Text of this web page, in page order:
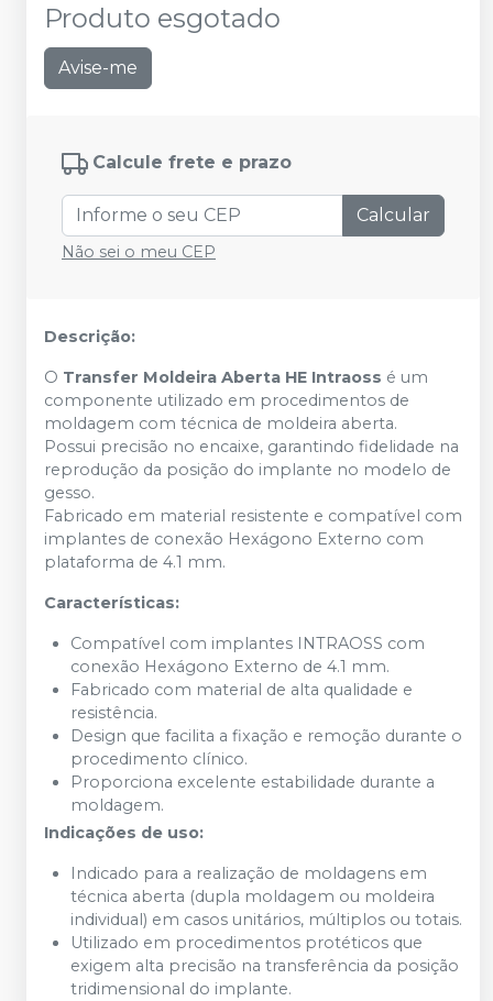
Produto esgotado
Avise-me
Calcule frete e prazo
Calcular
Não sei o meu CEP
Descrição:
O Transfer Moldeira Aberta HE Intraoss é um
componente utilizado em procedimentos de
moldagem com técnica de moldeira aberta.
Possui precisão no encaixe, garantindo fidelidade na
reprodução da posição do implante no modelo de
gesso.
Fabricado em material resistente e compatível com
implantes de conexão Hexágono Externo com
plataforma de 4.1 mm.
Características:
Compatível com implantes INTRAOSS com
conexão Hexágono Externo de 4.1 mm.
Fabricado com material de alta qualidade e
resistência.
Design que facilita a fixação e remoção durante o
procedimento clínico.
Proporciona excelente estabilidade durante a
moldagem.
Indicações de uso:
Indicado para a realização de moldagens em
técnica aberta (dupla moldagem ou moldeira
individual) em casos unitários, múltiplos ou totais.
Utilizado em procedimentos protéticos que
exigem alta precisão na transferência da posição
tridimensional do implante.